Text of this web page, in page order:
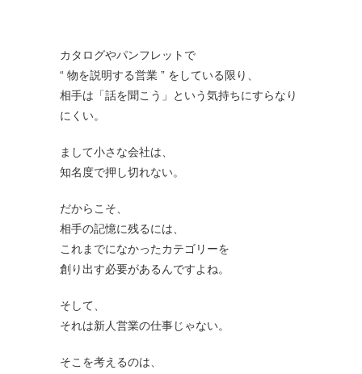
カタログやパンフレットで
“ 物を説明する営業 ” をしている限り、
相手は「話を聞こう」という気持ちにすらなり
にくい。
まして小さな会社は、
知名度で押し切れない。
だからこそ、
相手の記憶に残るには、
これまでになかったカテゴリーを
創り出す必要があるんですよね。
そして、
それは新人営業の仕事じゃない。
そこを考えるのは、